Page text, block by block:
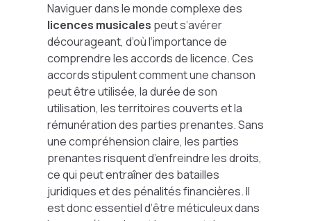
Naviguer dans le monde complexe des
licences musicales peut s’avérer
décourageant, d’où l’importance de
comprendre les accords de licence. Ces
accords stipulent comment une chanson
peut être utilisée, la durée de son
utilisation, les territoires couverts et la
rémunération des parties prenantes. Sans
une compréhension claire, les parties
prenantes risquent d’enfreindre les droits,
ce qui peut entraîner des batailles
juridiques et des pénalités financières. Il
est donc essentiel d’être méticuleux dans